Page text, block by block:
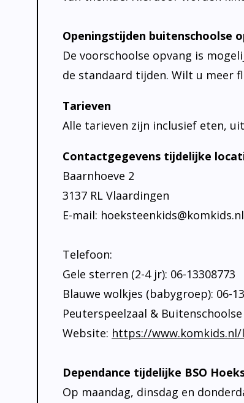
Openingstijden buitenschoolse
De voorschoolse opvang is
de standaard tijden. Wilt u meer
Tarieven
Alle tarieven zijn inclusief eten,
Contactgegevens tijdelijke
Baarnhoeve 2
3137 RL Vlaardingen
E-mail: hoeksteenkids@komkids.nl
Telefoon:
Gele sterren (2-4 jr): 06-13308773
Blauwe wolkjes (babygroep): 06-
Peuterspeelzaal &
Website: https://
Dependance tijdelijke BSO
Op maandag, dinsdag en